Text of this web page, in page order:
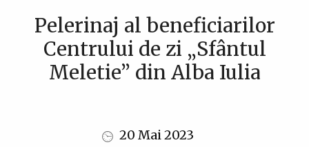
Pelerinaj al beneficiarilor
Centrului de zi „Sfântul
Meletie” din Alba Iulia
20 Mai 2023